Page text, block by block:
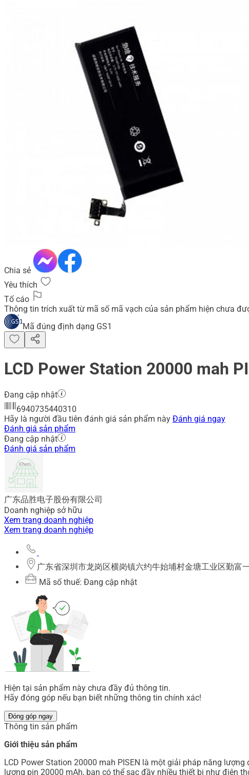
Chia sẻ
Yêu thích
Tố cáo
Thông tin trích xuất từ mã số mã vạch của sản phẩm hiện chưa
Mã đúng định dạng GS1
LCD Power Station 20000 mah
Đang cập nhật
6940735440310
Hãy là người đầu tiên đánh giá sản phẩm này Đánh giá ngay
Đánh giá sản phẩm
Đang cập nhật
Đánh giá sản phẩm
广东品胜电子股份有限公司
Doanh nghiệp sở hữu
Xem trang doanh nghiệp
Xem trang doanh nghiệp
广东省深圳市龙岗区横岗镇六约牛始埔村金塘工业区勤富
Mã số thuế: Đang cập nhật
Hiện tại sản phẩm này chưa đầy đủ thông tin.
Hãy đóng góp nếu bạn biết những thông tin chính xác!
Đóng góp ngay
Thông tin sản phẩm
Giới thiệu sản phẩm
LCD Power Station 20000 mah PISEN là một giải pháp năng
lượng pin 20000 mAh, bạn có thể sạc đầy nhiều thiết bị như điện